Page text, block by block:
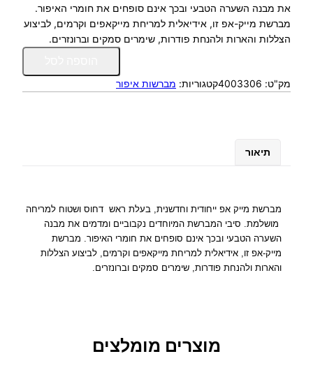
את מבנה השערה הטבעי ובכך אינם סופחים את חומרי האיפור.
מברשת מייק-אפ זו, אידיאלית למריחת מייקאפים וקרמים, לביצוע
הצללות והארות ולהנחת פודרות, שימרים סמקים וברונזרים.
כ
ו
ת
מ
ס
פ
ר
נ
מק"ט: 4003306קטגוריות: מברשות איפור
תיאור
מברשת מייק אפ ייחודית וחדשנית, בעלת ראש דחוס ושטוח למריחה
מושלמת. סיבי המברשת המיוחדים נקבוביים ומדמים את מבנה
השערה הטבעי ובכך אינם סופחים את חומרי האיפור. מברשת
מייק-אפ זו, אידיאלית למריחת מייקאפים וקרמים, לביצוע הצללות
והארות ולהנחת פודרות, שימרים סמקים וברונזרים.
מוצרים מומלצים